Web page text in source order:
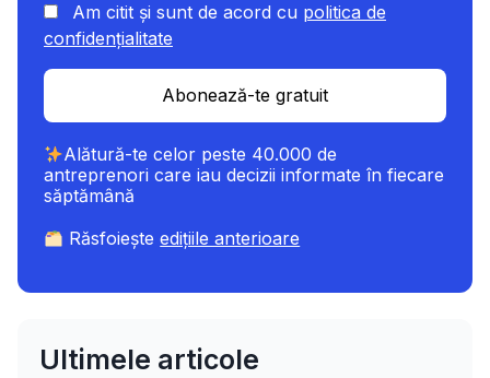
Am citit și sunt de acord cu politica de
confidențialitate
Abonează-te gratuit
Alătură-te celor peste 40.000 de
antreprenori care iau decizii informate în fiecare
săptămână
Răsfoieșteedițiile anterioare
Ultimele articole